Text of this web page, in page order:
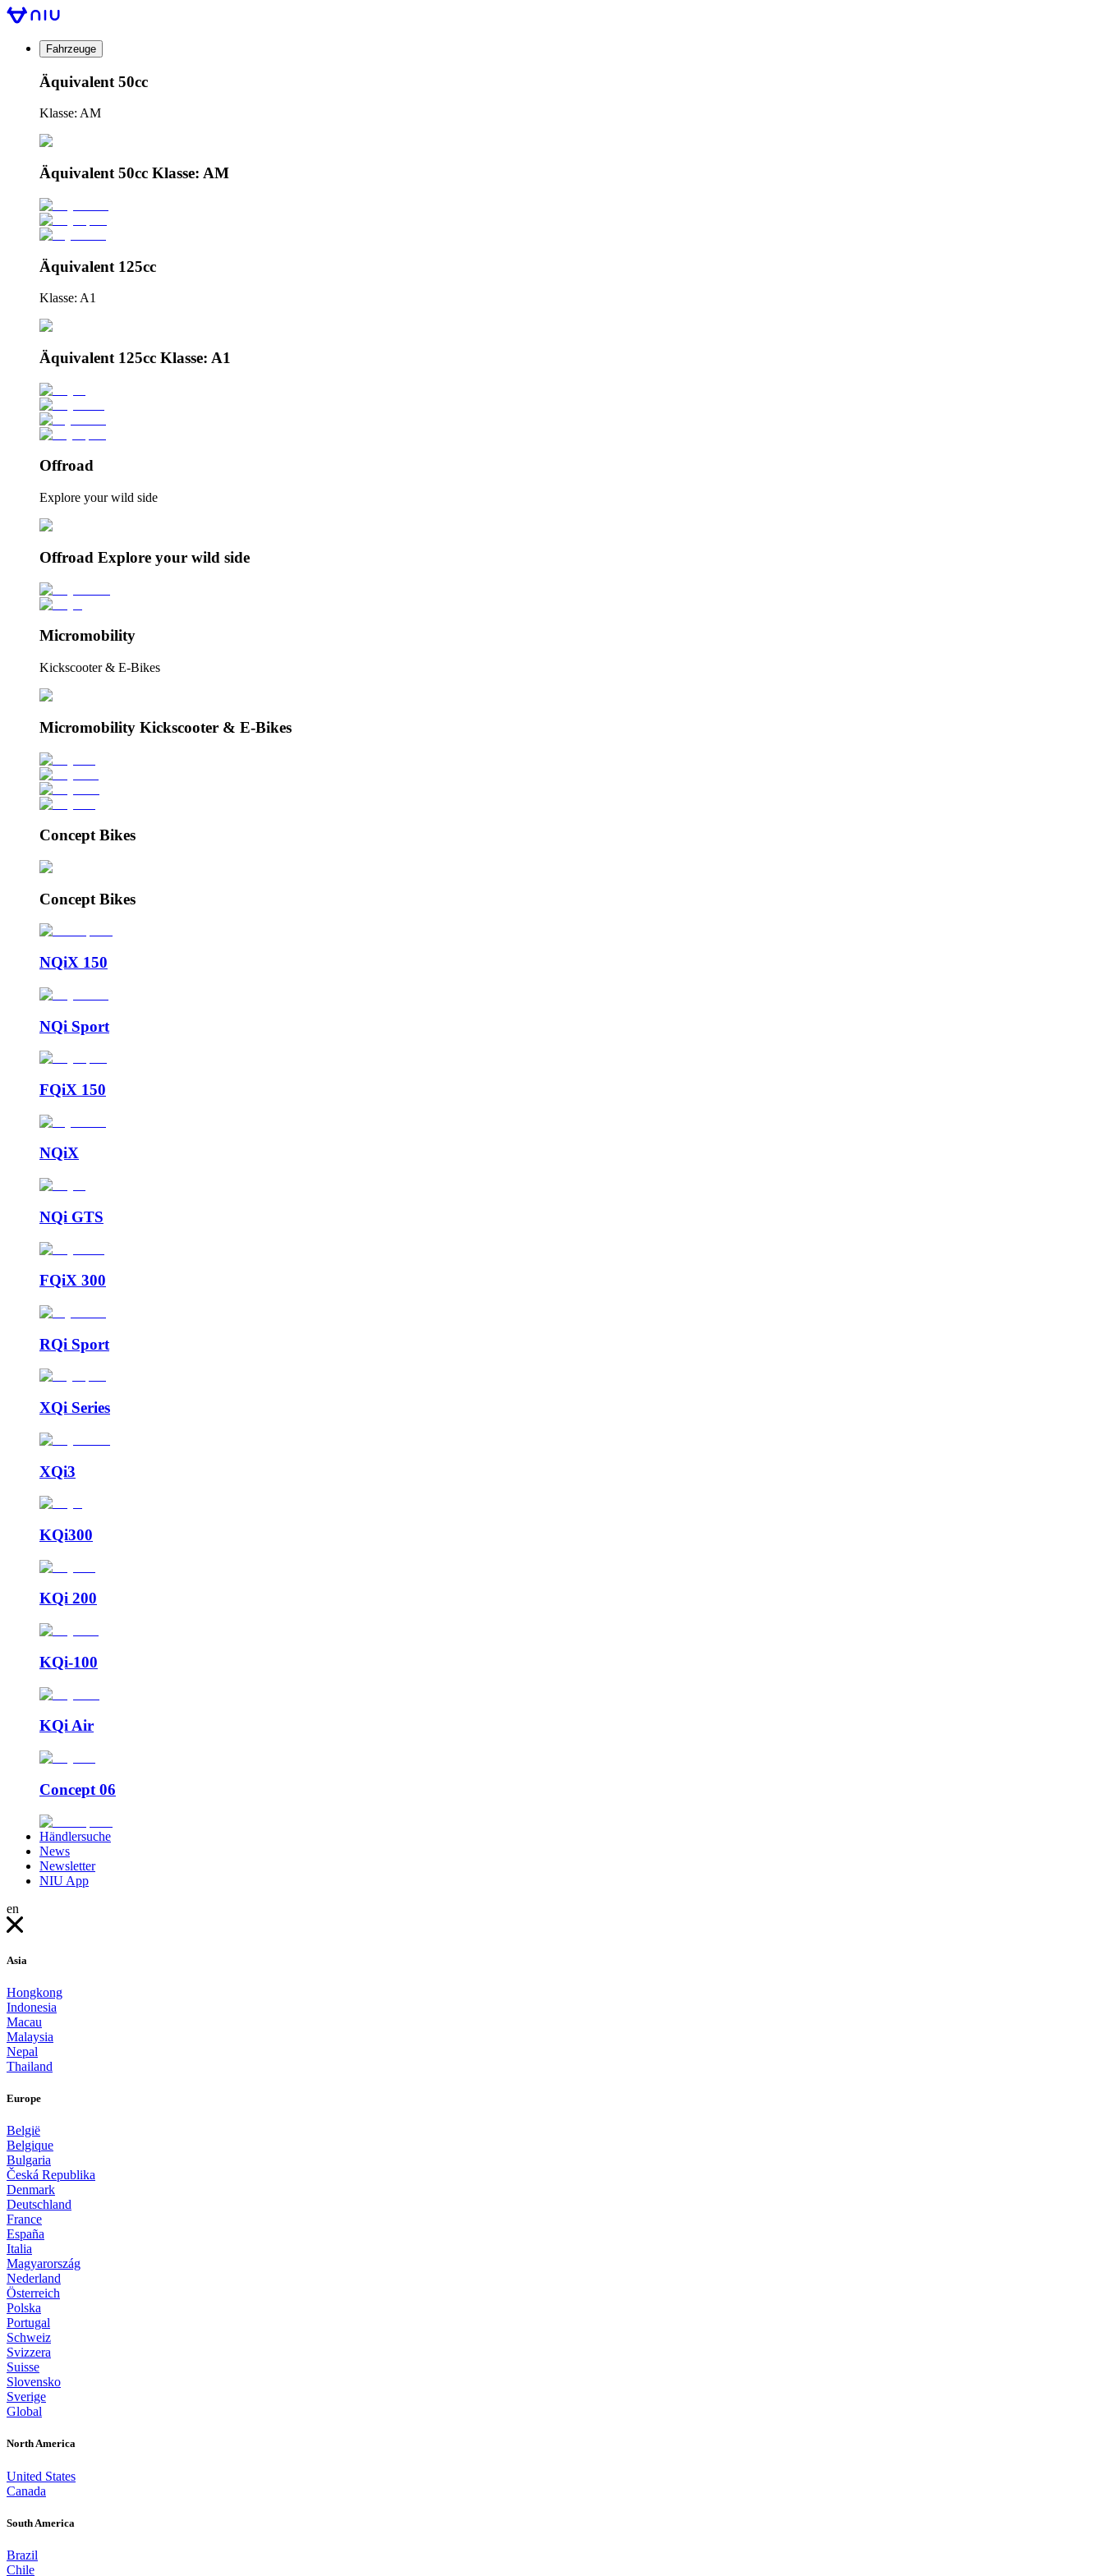
Fahrzeuge
Äquivalent 50cc
Klasse: AM
Äquivalent 50cc Klasse: AM
Äquivalent 125cc
Klasse: A1
Äquivalent 125cc Klasse: A1
Offroad
Explore your wild side
Offroad Explore your wild side
Micromobility
Kickscooter & E-Bikes
Micromobility Kickscooter & E-Bikes
Concept Bikes
Concept Bikes
NQiX 150
NQi Sport
FQiX 150
NQiX
NQi GTS
FQiX 300
RQi Sport
XQi Series
XQi3
KQi300
KQi 200
KQi-100
KQi Air
Concept 06
Händlersuche
News
Newsletter
NIU App
en
Asia
Hongkong
Indonesia
Macau
Malaysia
Nepal
Thailand
Europe
België
Belgique
Bulgaria
Česká Republika
Denmark
Deutschland
France
España
Italia
Magyarország
Nederland
Österreich
Polska
Portugal
Schweiz
Svizzera
Suisse
Slovensko
Sverige
Global
North America
United States
Canada
South America
Brazil
Chile